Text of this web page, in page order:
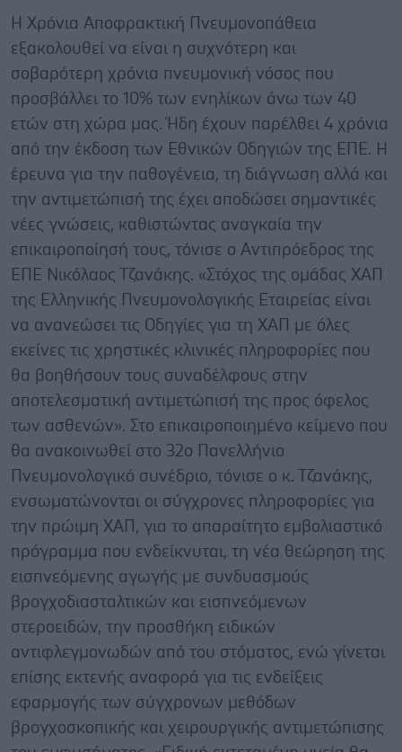
Η Χρόνια Αποφρακτική Πνευμονοπάθεια
εξακολουθεί να είναι η συχνότερη και
σοβαρότερη χρόνια πνευμονική νόσος που
προσβάλλει το 10% των ενηλίκων άνω των 40
ετών στη χώρα μας. Ήδη έχουν παρέλθει 4 χρόνια
από την έκδοση των Εθνικών Οδηγιών της ΕΠΕ. Η
έρευνα για την παθογένεια, τη διάγνωση αλλά και
την αντιμετώπισή της έχει αποδώσει σημαντικές
νέες γνώσεις, καθιστώντας αναγκαία την
επικαιροποίησή τους, τόνισε ο Αντιπρόεδρος της
ΕΠΕ Νικόλαος Τζανάκης. «Στόχος της ομάδας ΧΑΠ
της Ελληνικής Πνευμονολογικής Εταιρείας είναι
να ανανεώσει τις Οδηγίες για τη ΧΑΠ με όλες
εκείνες τις χρηστικές κλινικές πληροφορίες που
θα βοηθήσουν τους συναδέλφους στην
αποτελεσματική αντιμετώπισή της προς όφελος
των ασθενών». Στο επικαιροποιημένο κείμενο που
θα ανακοινωθεί στο 32ο Πανελλήνιο
Πνευμονολογικό συνέδριο, τόνισε ο κ. Τζανάκης,
ενσωματώνονται οι σύγχρονες πληροφορίες για
την πρώιμη ΧΑΠ, για το απαραίτητο εμβολιαστικό
πρόγραμμα που ενδείκνυται, τη νέα θεώρηση της
εισπνεόμενης αγωγής με συνδυασμούς
βρογχοδιασταλτικών και εισπνεόμενων
στεροειδών, την προσθήκη ειδικών
αντιφλεγμονωδών από του στόματος, ενώ γίνεται
επίσης εκτενής αναφορά για τις ενδείξεις
εφαρμογής των σύγχρονων μεθόδων
βρογχοσκοπικής και χειρουργικής αντιμετώπισης